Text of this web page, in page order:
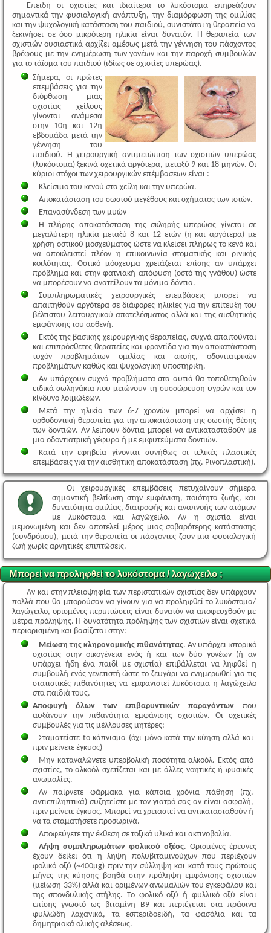
Επειδή οι σχιστίες και ιδιαίτερα το λυκόστομα επηρεάζουν
σημαντικά την φυσιολογική ανάπτυξη, την διαμόρφωση της ομιλίας
και την ψυχολογική κατάσταση του παιδιού, συνιστάται η θεραπεία να
ξεκινήσει σε όσο μικρότερη ηλικία είναι δυνατόν. Η θεραπεία των
σχιστιών ουσιαστικά αρχίζει αμέσως μετά την γέννηση του πάσχοντος
βρέφους με την ενημέρωση των γονέων και την παροχή συμβουλών
για το τάϊσμα του παιδιού (ιδίως σε σχιστίες υπερώας).
Σήμερα, οι πρώτες
επεμβάσεις για την
διόρθωση μιας
σχιστίας χείλους
γίνονται ανάμεσα
στην 10η και 12η
εβδομάδα μετά την
γέννηση του
παιδιού. Η χειρουργική αντιμετώπιση των σχιστιών υπερώας
(λυκόστομα) ξεκινά σχετικά αργότερα, μεταξύ 9 και 18 μηνών. Οι
κύριοι στόχοι των χειρουργικών επέμβασεων είναι :
Κλείσιμο του κενού στα χείλη και την υπερώα.
Αποκατάσταση του σωστού μεγέθους και σχήματος των ιστών.
Επανασύνδεση των μυών
Η πλήρης αποκατάσταση της σκληρής υπερώας γίνεται σε
μεγαλύτερη ηλικία μεταξύ 8 και 12 ετών (ή και αργότερα) με
χρήση οστικού μοσχεύματος ώστε να κλείσει πλήρως το κενό και
να αποκλειστεί πλέον η επικοινωνία στοματικής και ρινικής
κοιλότητας. Οστικό μόσχευμα χρειάζεται επίσης αν υπάρχει
πρόβλημα και στην φατνιακή απόφυση (οστό της γνάθου) ώστε
να μπορέσουν να ανατείλουν τα μόνιμα δόντια.
Συμπληρωματικές χειρουργικές επεμβάσεις μπορεί να
απαιτηθούν αργότερα σε διάφορες ηλικίες για την επίτευξη του
βέλτιστου λειτουργικού αποτελέσματος αλλά και της αισθητικής
εμφάνισης του ασθενή.
Εκτός της βασικής χειρουργικής θεραπείας, συχνά απαιτούνται
και επιπρόσθετες θεραπείες και φροντίδα για την αποκατάσταση
τυχόν προβλημάτων ομιλίας και ακοής, οδοντιατρικών
προβλημάτων καθώς και ψυχολογική υποστήριξη.
Αν υπάρχουν συχνά προβλήματα στα αυτιά θα τοποθετηθούν
ειδικά σωληνάκια που μειώνουν τη συσσώρευση υγρών και τον
κίνδυνο λοιμώξεων.
Μετά την ηλικία των 6-7 χρονών μπορεί να αρχίσει η
ορθοδοντική θεραπεία για την αποκατάσταση της σωστής θέσης
των δοντιών. Αν λείπουν δόντια μπορεί να αντικατασταθούν με
μια οδοντιατρική γέφυρα ή με εμφυτεύματα δοντιών.
Κατά την εφηβεία γίνονται συνήθως οι τελικές πλαστικές
επεμβάσεις για την αισθητική αποκατάσταση (πχ. Ρινοπλαστική).
Οι χειρουργικές επεμβάσεις πετυχαίνουν σήμερα
σημαντική βελτίωση στην εμφάνιση, ποιότητα ζωής, και
δυνατότητα ομιλίας, διατροφής και αναπνοής των ατόμων
με λυκόστομα και λαγώχειλο. Αν η σχιστία είναι
μεμονωμένη και δεν αποτελεί μέρος μιας σοβαρότερης κατάστασης
(συνδρόμου), μετά την θεραπεία οι πάσχοντες ζουν μια φυσιολογική
ζωή χωρίς αρνητικές επιπτώσεις.
Μπορεί να προληφθεί το λυκόστομα / λαγώχειλο ;
Αν και στην πλειοψηφία των περιστατικών σχιστίας δεν υπάρχουν
πολλά που θα μπορούσαν να γίνουν για να προληφθεί το λυκόστομα/
λαγώχειλο, ορισμένες περιπτώσεις είναι δυνατόν να αποφευχθούν με
μέτρα πρόληψης. Η δυνατότητα πρόληψης των σχιστιών είναι σχετικά
περιορισμένη και βασίζεται στην:
Μείωση της κληρονομικής πιθανότητας. Αν υπάρχει ιστορικό
σχιστίας στην οικογένεια ενός ή και των δύο γονέων (ή αν
υπάρχει ήδη ένα παιδί με σχιστία) επιβάλλεται να ληφθεί η
συμβουλή ενός γενετιστή ώστε το ζευγάρι να ενημερωθεί για τις
στατιστικές πιθανότητες να εμφανιστεί λυκόστομα ή λαγώχειλο
στα παιδιά τους.
Αποφυγή όλων των επιβαρυντικών παραγόντων που
αυξάνουν την πιθανότητα εμφάνισης σχιστιών. Οι σχετικές
συμβουλές για τις μέλλουσες μητέρες:
Σταματείστε to κάπνισμα (όχι μόνο κατά την κύηση αλλά και
πριν μείνετε έγκυος)
Μην καταναλώνετε υπερβολική ποσότητα αλκοόλ. Εκτός από
σχιστίες, το αλκοόλ σχετίζεται και με άλλες νοητικές ή φυσικές
ανωμαλίες.
Αν παίρνετε φάρμακα για κάποια χρόνια πάθηση (πχ.
αντιεπιληπτικά) συζητείστε με τον γιατρό σας αν είναι ασφαλή,
πριν μείνετε έγκυος. Μπορεί να χρειαστεί να αντικατασταθούν ή
να τα σταματήσετε προσωρινά.
Αποφεύγετε την έκθεση σε τοξικά υλικά και ακτινοβολία.
Λήψη συμπληρωμάτων φολικού οξέος. Ορισμένες έρευνες
έχουν δείξει ότι η λήψη πολυβιταμινούχων που περιέχουν
φολικό οξύ (~400μg) πριν την σύλληψη και κατά τους πρώτους
μήνες της κύησης βοηθά στην πρόληψη εμφάνισης σχιστιών
(μείωση 33%) αλλά και οριμένων ανωμαλιών του εγκεφάλου και
της σπονδυλικής στήλης. Το φολικό οξύ ή φυλλικό οξύ είναι
επίσης γνωστό ως βιταμίνη Β9 και περιέχεται στα πράσινα
φυλλώδη λαχανικά, τα εσπεριδοειδή, τα φασόλια και τα
δημητριακά ολικής αλέσεως.